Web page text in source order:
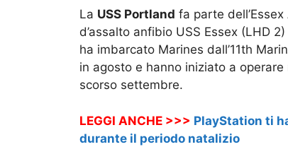
La USS Portland fa parte
d’assalto anfibio USS Essex (LHD
ha imbarcato Marines dall’11th
in agosto e hanno iniziato a
scorso settembre.
LEGGI ANCHE >>> PlayStation ti
durante il periodo natalizio